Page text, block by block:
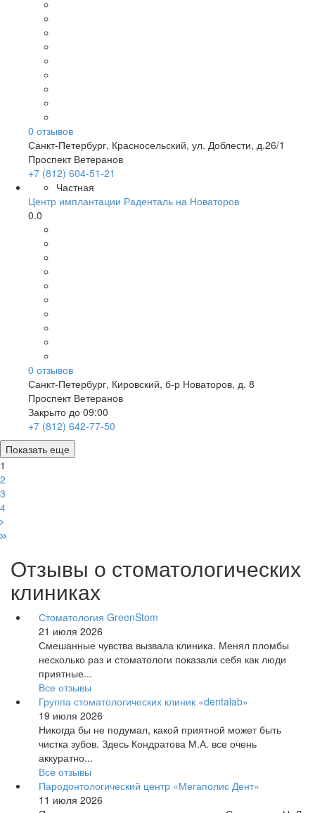
0 отзывов
Санкт-Петербург, Красносельский, ул. Доблести, д.26/1
Проспект Ветеранов
+7 (812) 604-51-21
Частная
Центр имплантации Раденталь на Новаторов
0.0
0 отзывов
Санкт-Петербург, Кировский, б-р Новаторов, д. 8
Проспект Ветеранов
Закрыто до 09:00
+7 (812) 642-77-50
Показать еще
1
2
3
4
Отзывы о стоматологических
клиниках
Стоматология GreenStom
21 июля 2026
Смешанные чувства вызвала клиника. Менял пломбы
несколько раз и стоматологи показали себя как люди
приятные...
Все отзывы
Группа стоматологических клиник «dentalab»
19 июля 2026
Никогда бы не подумал, какой приятной может быть
чистка зубов. Здесь Кондратова М.А. все очень
аккуратно...
Все отзывы
Пародонтологический центр «Мегаполис Дент»
11 июля 2026